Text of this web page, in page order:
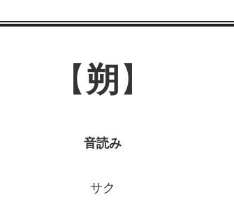
【朔 】
音読み
サク